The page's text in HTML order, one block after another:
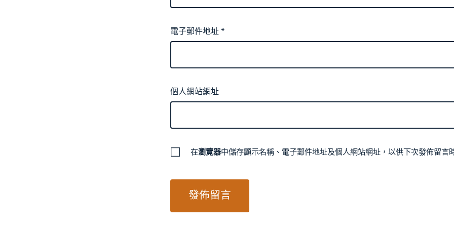
電子郵件地址*
個人網站網址
在瀏覽器中儲存顯示名稱、電子郵件地址及個人網站網址，以供下次發佈留言